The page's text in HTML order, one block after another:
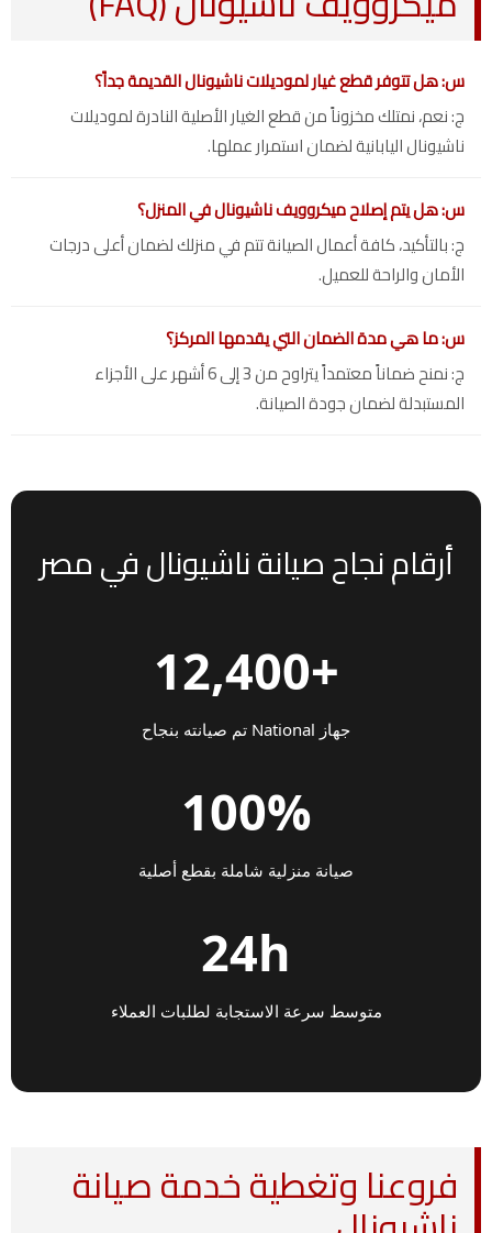
س: هل تتوفر قطع غيار لموديلات ناشيونال القديمة جداً؟
ج: نعم، نمتلك مخزوناً من قطع الغيار الأصلية النادرة لموديلات
ناشيونال اليابانية لضمان استمرار عملها.
س: هل يتم إصلاح ميكروويف ناشيونال في المنزل؟
ج: بالتأكيد، كافة أعمال الصيانة تتم في منزلك لضمان أعلى درجات
الأمان والراحة للعميل.
س: ما هي مدة الضمان التي يقدمها المركز؟
ج: نمنح ضماناً معتمداً يتراوح من 3 إلى 6 أشهر على الأجزاء
المستبدلة لضمان جودة الصيانة.
أرقام نجاح صيانة ناشيونال في مصر
+12,400
جهاز National تم صيانته بنجاح
100%
صيانة منزلية شاملة بقطع أصلية
24h
متوسط سرعة الاستجابة لطلبات العملاء
فروعنا وتغطية خدمة صيانة